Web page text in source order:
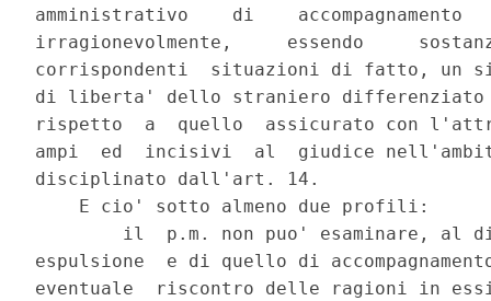
amministrativo    di
irragionevolmente,     essendo
corrispondenti  situazioni di fatto, un
di liberta' dello straniero differenziato
rispetto  a  quello  assicurato con
ampi  ed  incisivi  al  giudice
disciplinato dall'art. 14.
    E cio' sotto almeno due profili:
il  p.m. non puo' esaminare, al
espulsione  e di quello di
eventuale  riscontro delle ragioni in